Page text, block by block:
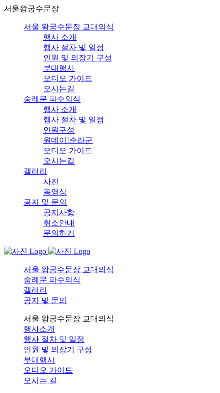
서울왕궁수문장
서울 왕궁수문장 교대의식
행사 소개
행사 절차 및 일정
인원 및 의장기 구성
부대행사
오디오 가이드
오시는길
숭례문 파수의식
행사 소개
행사 절차 및 일정
인원구성
원데이!순라군
오디오 가이드
오시는길
갤러리
사진
동영상
공지 및 문의
공지사항
취소안내
문의하기
서울 왕궁수문장 교대의식
숭례문 파수의식
갤러리
공지 및 문의
서울 왕궁수문장 교대의식
행사소개
행사 절차 및 일정
인원 및 의장기 구성
부대행사
오디오 가이드
오시는 길